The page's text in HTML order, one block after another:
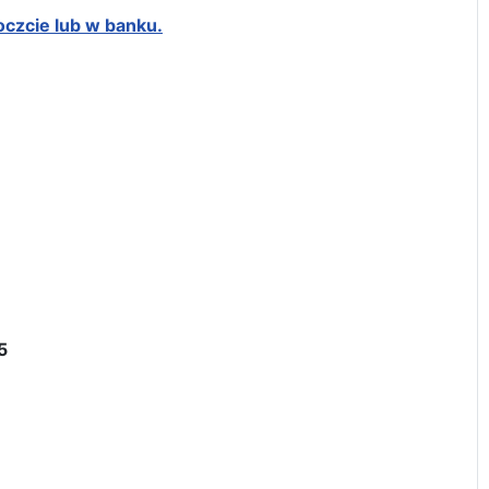
lub w banku.